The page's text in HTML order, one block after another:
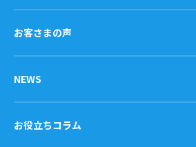
お客さまの声
NEWS
お役立ちコラム